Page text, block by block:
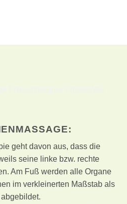
geht davon aus, dass die
seine linke bzw. rechte
Am Fuß werden alle Organe
im verkleinerten Maßstab als